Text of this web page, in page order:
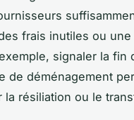
frais inutiles ou
signaler la fin
de déménagement
la résiliation ou le